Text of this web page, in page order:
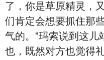
了，你是草原精灵，
们肯定会想要抓住那
气的。”玛索说到这儿
也，既然对方也觉得